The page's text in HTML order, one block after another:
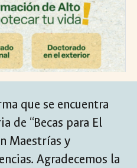
que se encuentra
de “Becas para El
Maestrías y
Agradecemos la